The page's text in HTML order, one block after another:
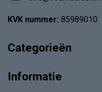
KVK nummer: 85989010
Categorieën
Informatie